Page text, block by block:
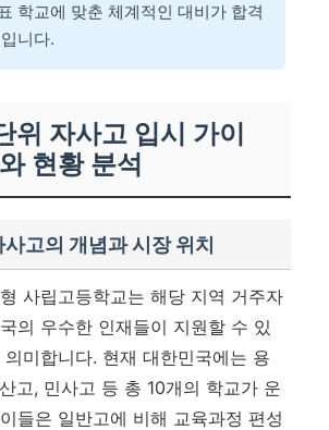
학교에 맞춘 체계적인 대비가 합격
니다.
위 자사고 입시 가이
현황 분석
고의 개념과 시장 위치
사립고등학교는 해당 지역 거주자
의 우수한 인재들이 지원할 수 있
미합니다. 현재 대한민국에는 용
고, 민사고 등 총 10개의 학교가 운
들은 일반고에 비해 교육과정 편성